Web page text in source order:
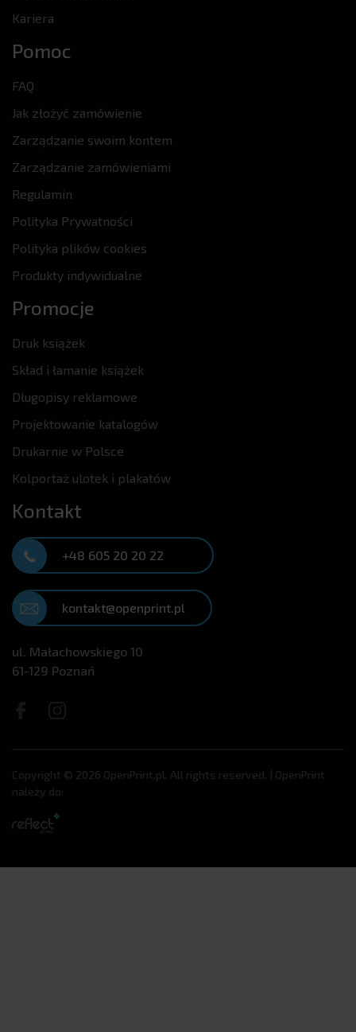
Kariera
Pomoc
FAQ
Jak złożyć zamówienie
Zarządzanie swoim kontem
Zarządzanie zamówieniami
Regulamin
Polityka Prywatności
Polityka plików cookies
Produkty indywidualne
Promocje
Druk książek
Skład i łamanie książek
Długopisy reklamowe
Projektowanie katalogów
Drukarnie w Polsce
Kolportaż ulotek i plakatów
Kontakt
+48 605 20 20 22
kontakt@openprint.pl
ul. Małachowskiego 10
61-129 Poznań
Copyright © 2026 OpenPrint.pl. All rights reserved. | OpenPrint
należy do: